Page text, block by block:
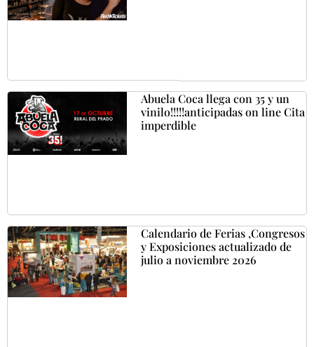
Abuela Coca llega con 35 y un
vinilo!!!!!anticipadas on line Cita
imperdible
Calendario de Ferias ,Congresos
y Exposiciones actualizado de
julio a noviembre 2026